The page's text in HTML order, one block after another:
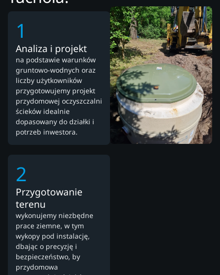
1
Analiza i projekt
na podstawie warunków
gruntowo-wodnych oraz
liczby użytkowników
przygotowujemy projekt
przydomowej oczyszczalni
ścieków idealnie
dopasowany do działki i
potrzeb inwestora.
2
Przygotowanie
terenu
wykonujemy niezbędne
prace ziemne, w tym
wykopy pod instalację,
dbając o precyzję i
bezpieczeństwo, by
przydomowa